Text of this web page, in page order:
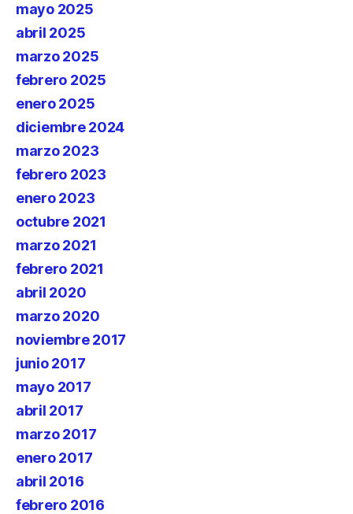
mayo 2025
abril 2025
marzo 2025
febrero 2025
enero 2025
diciembre 2024
marzo 2023
febrero 2023
enero 2023
octubre 2021
marzo 2021
febrero 2021
abril 2020
marzo 2020
noviembre 2017
junio 2017
mayo 2017
abril 2017
marzo 2017
enero 2017
abril 2016
febrero 2016